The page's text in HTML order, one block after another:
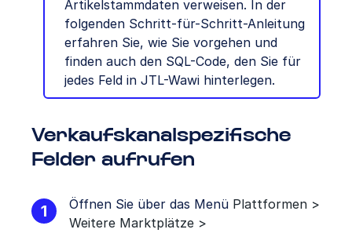
Artikelstammdaten verweisen. In der
folgenden Schritt-für-Schritt-Anleitung
erfahren Sie, wie Sie vorgehen und
finden auch den SQL-Code, den Sie für
jedes Feld in JTL-Wawi hinterlegen.
Verkaufskanalspezifische
Felder aufrufen
Öffnen Sie über das Menü Plattformen >
Weitere Marktplätze >